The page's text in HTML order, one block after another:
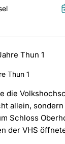
Thun 1
die
allein,
Schloss
der VHS